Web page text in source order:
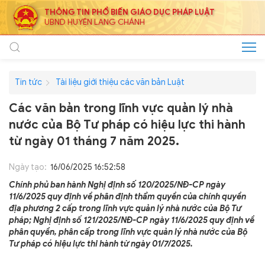
THÔNG TIN PHỔ BIẾN GIÁO DỤC PHÁP LUẬT
UBND HUYỆN LANG CHÁNH
Tin tức Tài liệu giới thiệu các văn bản Luật
Các văn bản trong lĩnh vực quản lý nhà
nước của Bộ Tư pháp có hiệu lực thi hành
từ ngày 01 tháng 7 năm 2025.
Ngày tạo: 16/06/2025 16:52:58
Chính phủ ban hành Nghị định số 120/2025/NĐ-CP ngày
11/6/2025 quy định về phân định thẩm quyền của chính quyền
địa phương 2 cấp trong lĩnh vực quản lý nhà nước của Bộ Tư
pháp; Nghị định số 121/2025/NĐ-CP ngày 11/6/2025 quy định về
phân quyền, phân cấp trong lĩnh vực quản lý nhà nước của Bộ
Tư pháp có hiệu lực thi hành từ ngày 01/7/2025.